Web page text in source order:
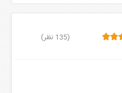
(135 نظر)